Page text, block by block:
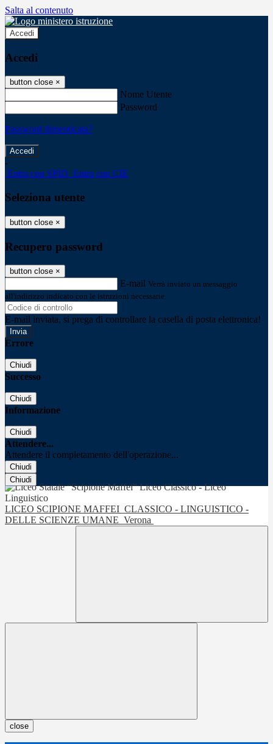
Salta al contenuto
Accedi
Accedi
button close ×
Nome Utente
Password
Password dimenticata?
-
Entra con SPID Entra con CIE
Seleziona utente
button close ×
Recupero password
button close ×
E-mail Verrà inviato un messaggio
all'indirizzo indicato con le istruzioni necessarie.
E-mail inviata, si prega di controllare la casella di posta elettronica!
Errore
Chiudi
Successo
Chiudi
Informazione
Chiudi
Attendere...
Attendere il completamento dell'operazione...
Chiudi
Chiudi
LICEO SCIPIONE MAFFEI CLASSICO - LINGUISTICO -
DELLE SCIENZE UMANE Verona
close